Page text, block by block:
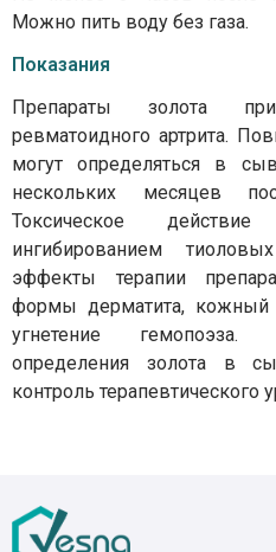
Можно пить воду без газа.
Показания
Препараты золота
ревматоидного артрита.
могут определяться в
нескольких месяцев
Токсическое
ингибированием
эффекты терапии
формы дерматита, кожный
угнетение гемопоэза.
определения золота в
контроль терапевтического